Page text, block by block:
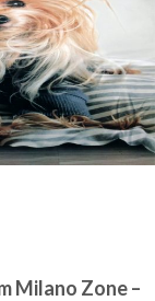
Milano Zone –